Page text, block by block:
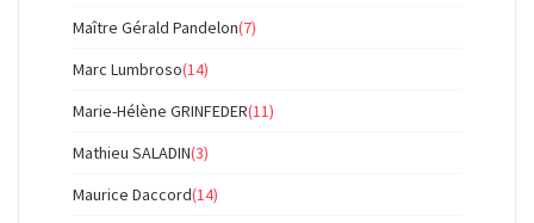
Maître Gérald Pandelon(7)
Marc Lumbroso(14)
Marie-Hélène GRINFEDER(11)
Mathieu SALADIN(3)
Maurice Daccord(14)